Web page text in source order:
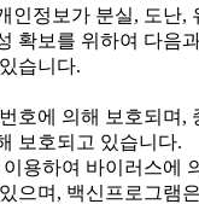
인정보가 분실, 도난,
확보를 위하여 다음
습니다.
호에 의해 보호되며,
보호되고 있습니다.
용하여 바이러스에
으며, 백신프로그램